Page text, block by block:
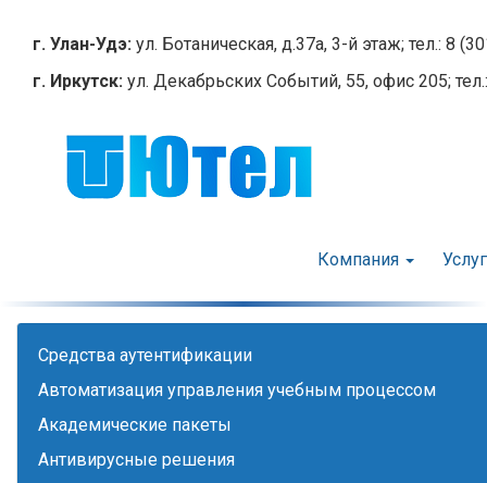
содержанию
г. Улан-Удэ: ул. Ботаническая, д.37а, 3-й этаж; тел.: 8
г. Иркутск: ул. Декабрьских Событий, 55, офис 205;
Компания
Cредства аутентификации
Автоматизация управления учебным процессом
Академические пакеты
Антивирусные решения